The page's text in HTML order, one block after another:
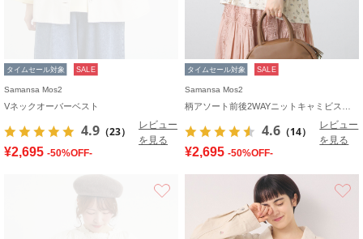
タイムセール対象 SALE
Samansa Mos2
Vネックオーバーベスト
4.9 （23）
レビュー
を見る
¥2,695 -50%OFF-
タイムセール対象 SALE
Samansa Mos2
4.6 （14）
レビュー
を見る
¥2,695 -50%OFF-